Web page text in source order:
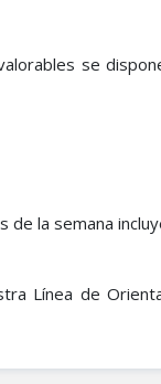
se
la semana
Línea de